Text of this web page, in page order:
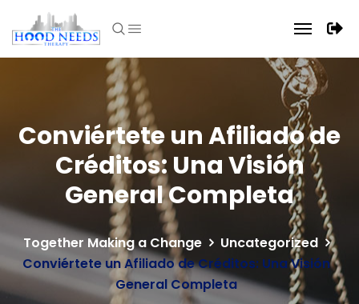
Conviértete un Afiliado de
Créditos: Una Visión
General Completa
Together Making a Change
Uncategorized
Conviértete un Afiliado de Créditos: Una Visión
General Completa